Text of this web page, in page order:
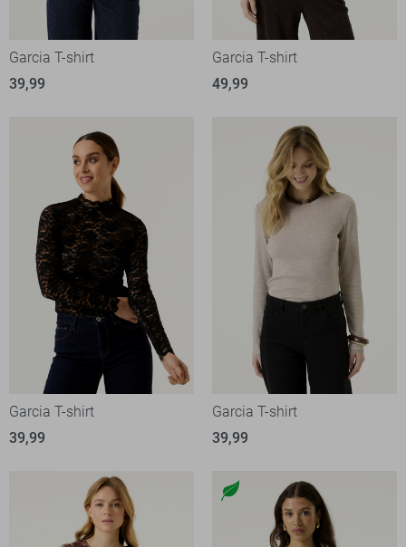
Garcia T-shirt
39,99
Garcia T-shirt
49,99
Garcia T-shirt
39,99
Garcia T-shirt
39,99